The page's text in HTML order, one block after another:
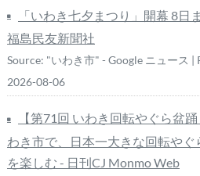
「いわき七夕まつり」開幕 8日
福島民友新聞社
Source: "いわき市" - Google ニュース
2026-08-06
【第71回 いわき回転やぐら盆
わき市で、日本一大きな回転やぐ
を楽しむ - 日刊CJ Monmo Web